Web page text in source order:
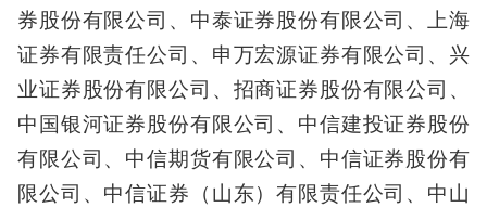
券股份有限公司、中泰证券股份有限公司、上海
证券有限责任公司、申万宏源证券有限公司、兴
业证券股份有限公司、招商证券股份有限公司、
中国银河证券股份有限公司、中信建投证券股份
有限公司、中信期货有限公司、中信证券股份有
限公司、中信证券（山东）有限责任公司、中山